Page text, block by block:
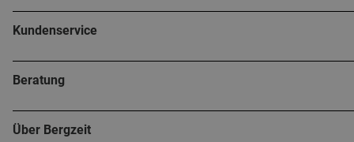
Kundenservice
Beratung
Über Bergzeit